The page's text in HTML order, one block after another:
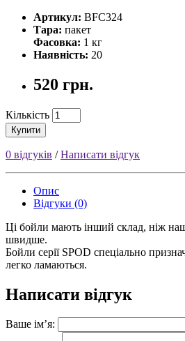
Артикул: BFC324
Тара: пакет
Фасовка: 1 кг
Наявність: 20
520 грн.
Кількість
Купити
0 відгуків /Написати відгук
Опис
Відгуки (0)
Ці бойли мають інший склад, ніж
швидше.
Бойли серії SPOD спеціально
легко ламаються.
Написати відгук
Ваше ім’я: